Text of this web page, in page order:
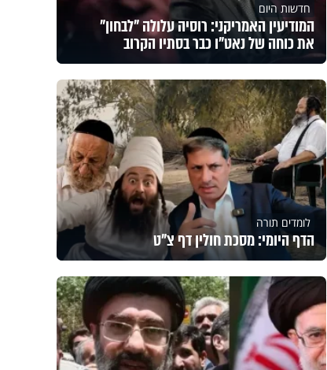
חדשות היום
המודיעין האמריקני: רוסיה עלולה "לבחון"
את כוחה של נאט"ו כבר בסתיו הקרוב
לומדים תורה
הדף היומי: מסכת חולין דף צ"ט